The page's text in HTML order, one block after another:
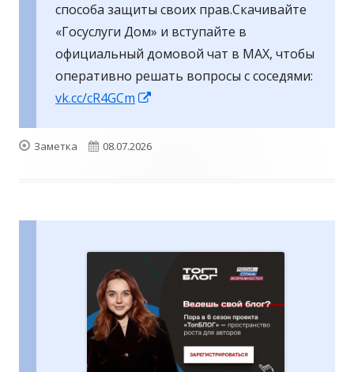
способа защиты своих прав.Скачивайте
«Госуслуги Дом» и вступайте в
официальный домовой чат в MAX, чтобы
оперативно решать вопросы с соседями:
vk.cc/cR4GCm
Формат
Заметка Опубликовано
08.07.2026